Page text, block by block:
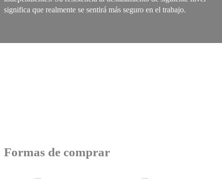
significa que realmente se sentirá más seguro en el trabajo.
Formas de comprar